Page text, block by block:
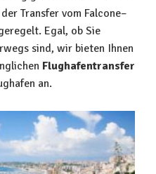
Transfer vom Falcone–
Egal, ob Sie
sind, wir bieten Ihnen
Flughafentransfer
an.